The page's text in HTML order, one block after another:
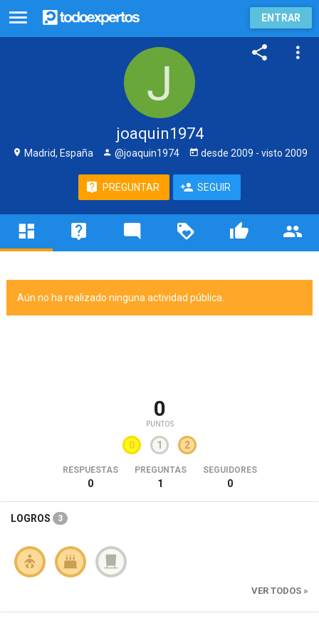
ENTRAR
joaquin1974
Madrid, España @joaquin1974 desde 2009 - visto 2009
PREGUNTAR SEGUIR
Aún no ha realizado ninguna actividad pública.
0
PUNTOS
0 1 2
RESPUESTAS
0
PREGUNTAS
1
SEGUIDORES
0
LOGROS 3
VER TODOS »